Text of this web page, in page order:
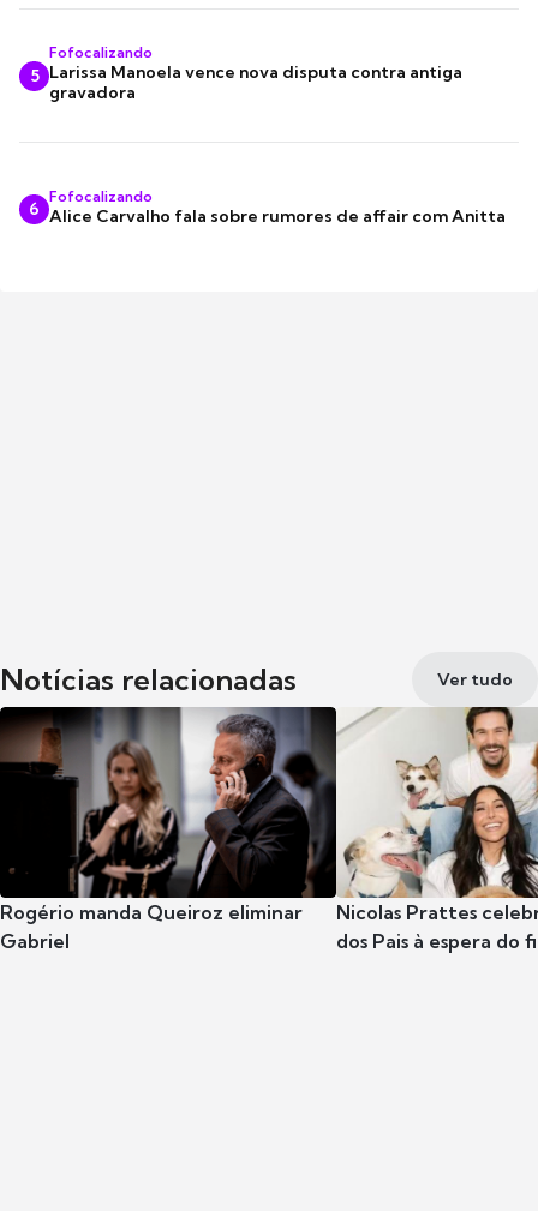
5
Fofocalizando
Larissa Manoela vence nova disputa contra antiga
gravadora
6
Fofocalizando
Alice Carvalho fala sobre rumores de affair com Anitta
Notícias relacionadas Ver tudo
Rogério manda Queiroz eliminar
Gabriel
Nicolas Prattes
dos Pais à espera do